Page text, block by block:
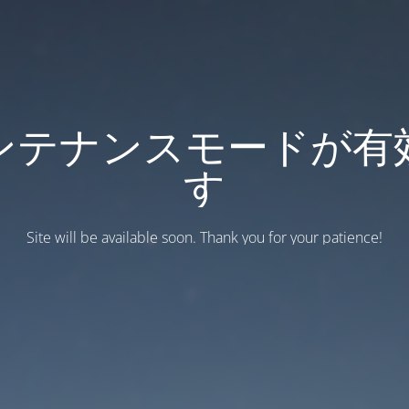
テナンスモードが有
す
Site will be available soon. Thank you for your patience!